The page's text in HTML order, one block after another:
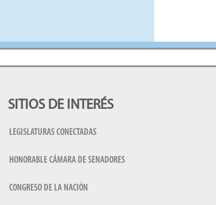
SITIOS DE INTERÉS
LEGISLATURAS CONECTADAS
HONORABLE CÁMARA DE SENADORES
CONGRESO DE LA NACIÓN